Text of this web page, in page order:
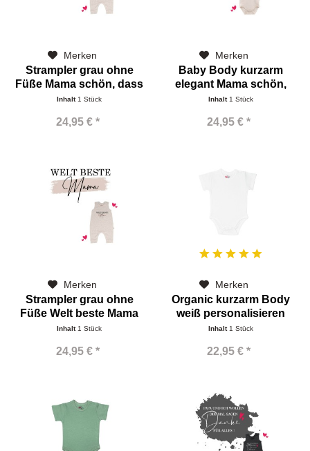
Merken
Strampler grau ohne
Füße Mama schön, dass
Inhalt 1 Stück
24,95 € *
Merken
Baby Body kurzarm
elegant Mama schön,
dass
Inhalt 1 Stück
24,95 € *
Merken
Strampler grau ohne
Füße Welt beste Mama
Inhalt1 Stück
24,95 € *
Merken
Organic kurzarm Body
weiß personalisieren
Inhalt1 Stück
22,95 € *